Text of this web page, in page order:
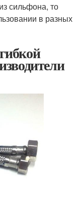
сильфона, то
в разных